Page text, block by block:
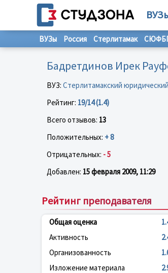
ВУЗы Россия Стерлитамак
Бадретдинов Ирек
ВУЗ: Стерлитамакский
Рейтинг: 19/14 (1.4)
Всего отзывов: 13
Положительных: + 8
Отрицательных: - 5
Добавлен: 15 февраля 2009, 11:29
Рейтинг преподавателя
Общая оценка
Активность
Организованность
Изложение материала